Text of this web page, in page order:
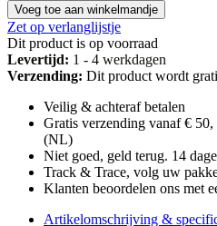
Voeg toe aan winkelmandje
Zet op verlanglijstje
Dit product is op voorraad
Levertijd: 1 - 4 werkdagen
Verzending: Dit product wordt
Veilig & achteraf betalen
Gratis verzending vanaf €
(NL)
Niet goed, geld terug. 14
Track & Trace, volg uw
Klanten beoordelen ons met
Artikelomschrijving &